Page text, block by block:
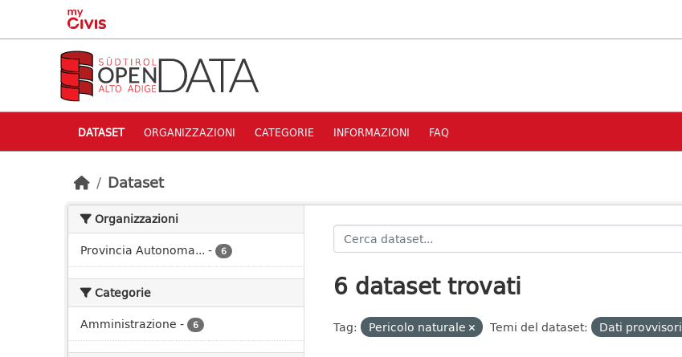
Skip to main content
DATASET ORGANIZZAZIONI CATEGORIE INFORMAZIONI FAQ
Dataset
Organizzazioni
Provincia Autonoma... - 6
Categorie
Amministrazione - 6
6 dataset trovati
Tag: Pericolo naturale Temi del dataset: Dati provvisori